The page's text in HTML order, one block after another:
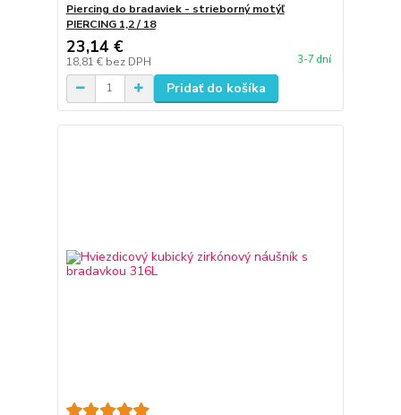
Piercing do bradaviek - strieborný motýľ
PIERCING 1,2 / 18
23,14 €
18,81 € bez DPH 3-7 dní
Pridať do košíka